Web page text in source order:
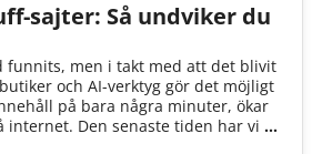
sajter: Så undviker du
funnits, men i takt med att det blivit
och AI-verktyg gör det möjligt
på bara några minuter, ökar
Den senaste tiden har vi på